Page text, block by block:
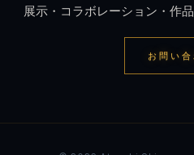
展示・コラボレーション・作
お問い合